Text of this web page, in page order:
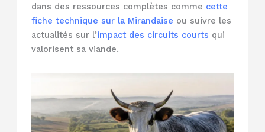
dans des ressources complètes comme cette
fiche technique sur la Mirandaise ou suivre les
actualités sur l’impact des circuits courts qui
valorisent sa viande.